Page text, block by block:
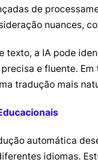
de
nuances,
texto, a IA pode
e fluente.
tradução mais
automática
idiomas.